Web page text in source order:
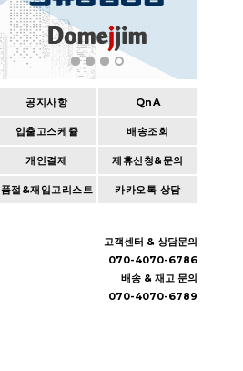
공지사항 QnA
입출고스케쥴 배송조회
개인결제 제휴신청&문의
품절&재입고리스트 카카오톡 상담
고객센터 & 상담문의
070-4070-6786
배송 & 재고 문의
070-4070-6789
BUY IT NOW
Cart Wishlist